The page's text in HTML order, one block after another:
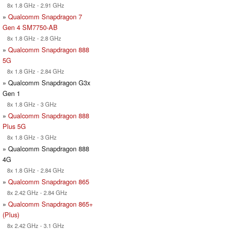
8x 1.8 GHz - 2.91 GHz
» Qualcomm Snapdragon 7
Gen 4 SM7750-AB
8x 1.8 GHz - 2.8 GHz
» Qualcomm Snapdragon 888
5G
8x 1.8 GHz - 2.84 GHz
» Qualcomm Snapdragon G3x
Gen 1
8x 1.8 GHz - 3 GHz
» Qualcomm Snapdragon 888
Plus 5G
8x 1.8 GHz - 3 GHz
» Qualcomm Snapdragon 888
4G
8x 1.8 GHz - 2.84 GHz
» Qualcomm Snapdragon 865
8x 2.42 GHz - 2.84 GHz
» Qualcomm Snapdragon 865+
(Plus)
8x 2.42 GHz - 3.1 GHz